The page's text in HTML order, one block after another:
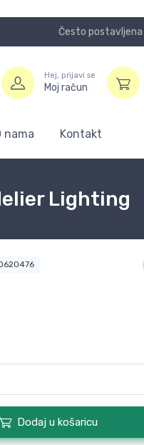
Često
Hej, prijavi se
Moj račun
nama Kontakt
Lighting
Dodaj u košaricu